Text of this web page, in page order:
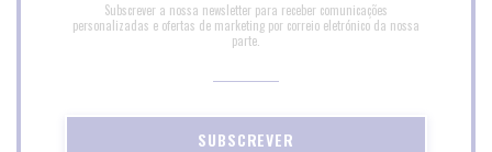
Subscrever a nossa newsletter para receber comunicações
personalizadas e ofertas de marketing por correio eletrónico da nossa
parte.
SUBSCREVER